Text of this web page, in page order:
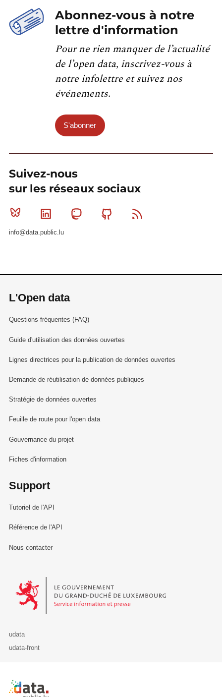
Abonnez-vous à notre
lettre d'information
Pour ne rien manquer de l’actualité
de l’open data, inscrivez-vous à
notre infolettre et suivez nos
événements.
S'abonner
Suivez-nous
sur les réseaux sociaux
Bluesky Linkedin MastodonGithub
info@data.public.lu
L'Open data
Questions fréquentes (FAQ)
Guide d'utilisation des données ouvertes
Lignes directrices pour la publication de données ouvertes
Demande de réutilisation de données publiques
Stratégie de données ouvertes
Feuille de route pour l'open data
Gouvernance du projet
Fiches d'information
Support
Tutoriel de l'API
Référence de l'API
Nous contacter
Le Gouvernement du Grand-Duché de Luxembourg - Service
udata
udata-front
Retour à l'accueil de data.public.lu